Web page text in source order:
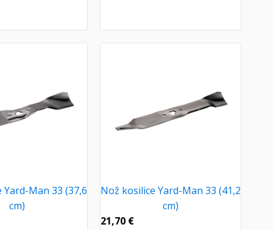
Yard-Man 33 (37,6
cm)
Nož kosilice Yard-Man 33 (41,2
cm)
21,70 €